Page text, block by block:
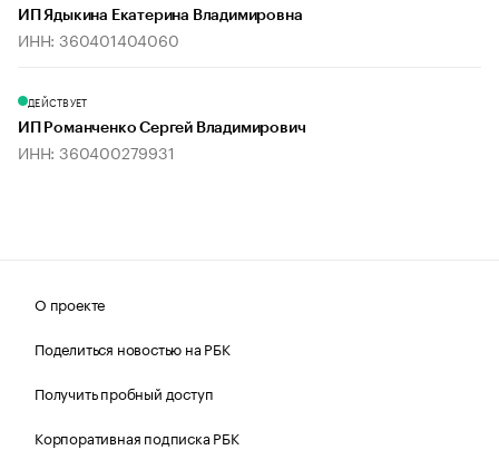
ИП Ядыкина Екатерина Владимировна
ИНН: 360401404060
ДЕЙСТВУЕТ
ИП Романченко Сергей Владимирович
ИНН: 360400279931
О проекте
Поделиться новостью на РБК
Получить пробный доступ
Корпоративная подписка РБК